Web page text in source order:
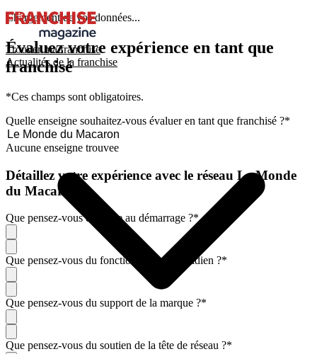
Trouver ma franchise
Actualités de la franchise
Chargement de vos données...
Évaluez votre expérience en tant que
franchisé
*Ces champs sont obligatoires.
Quelle enseigne souhaitez-vous évaluer en tant que franchisé ?*
Aucune enseigne trouvee
Détaillez votre expérience avec le réseau Le Monde
du Macaron
Que pensez-vous de l'aide au démarrage ?*
Que pensez-vous du fonctionnement quotidien ?*
Que pensez-vous du support de la marque ?*
Que pensez-vous du soutien de la tête de réseau ?*